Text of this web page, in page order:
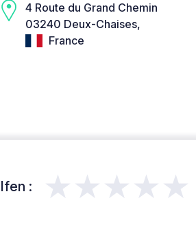
4 Route du Grand Chemin
03240 Deux-Chaises,
France
: ★★★★★